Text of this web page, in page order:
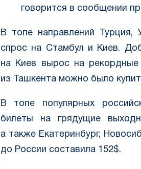
говорится в сообщении
В топе направлений Турция,
спрос на Стамбул и Киев.
на Киев вырос на
из Ташкента можно было
В топе популярных
билеты на грядущие
а также Екатеринбург,
до России составила 152$.